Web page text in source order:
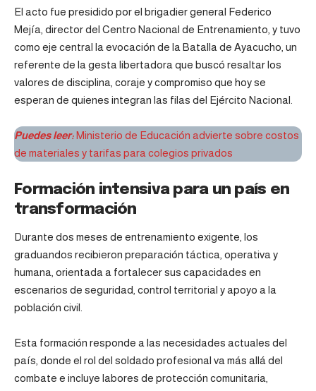
El acto fue presidido por el brigadier general Federico
Mejía, director del Centro Nacional de Entrenamiento, y tuvo
como eje central la evocación de la Batalla de Ayacucho, un
referente de la gesta libertadora que buscó resaltar los
valores de disciplina, coraje y compromiso que hoy se
esperan de quienes integran las filas del Ejército Nacional.
Puedes leer: Ministerio de Educación advierte sobre costos
de materiales y tarifas para colegios privados
Formación intensiva para un país en
transformación
Durante dos meses de entrenamiento exigente, los
graduandos recibieron preparación táctica, operativa y
humana, orientada a fortalecer sus capacidades en
escenarios de seguridad, control territorial y apoyo a la
población civil.
Esta formación responde a las necesidades actuales del
país, donde el rol del soldado profesional va más allá del
combate e incluye labores de protección comunitaria,